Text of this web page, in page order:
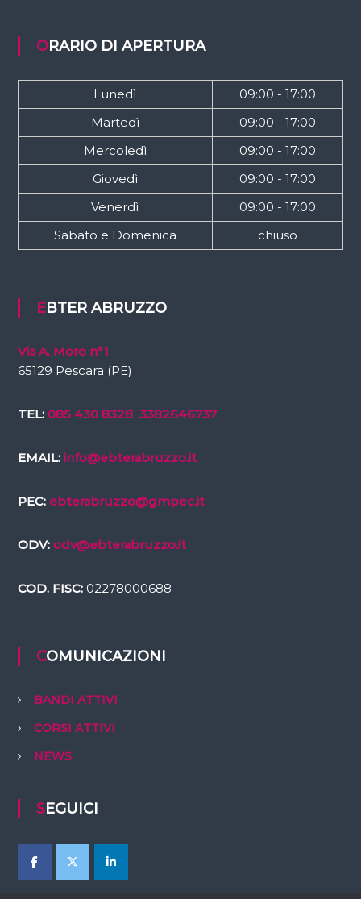
ORARIO DI APERTURA
Lunedì
09:00 - 17:00
Martedì
09:00 - 17:00
Mercoledì
09:00 - 17:00
Giovedì
09:00 - 17:00
Venerdì
09:00 - 17:00
Sabato e Domenica
chiuso
EBTER ABRUZZO
Via A. Moro n°1
65129 Pescara (PE)
TEL: 085 430 8328 3382646737
EMAIL: info@ebterabruzzo.it
PEC: ebterabruzzo@gmpec.it
ODV: odv@ebterabruzzo.it
COD. FISC:02278000688
COMUNICAZIONI
BANDI ATTIVI
CORSI ATTIVI
NEWS
SEGUICI